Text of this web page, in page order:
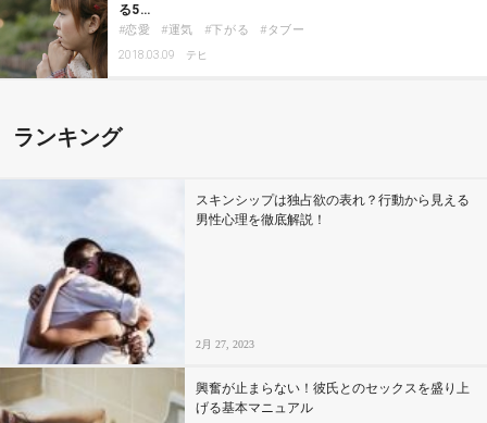
る5…
恋愛 運気 下がる タブー
2018.03.09 テヒ
ランキング
スキンシップは独占欲の表れ？行動から見える
男性心理を徹底解説！
2月 27, 2023
興奮が止まらない！彼氏とのセックスを盛り上
げる基本マニュアル